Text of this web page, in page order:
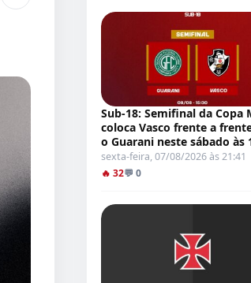
Sub-18: Semifinal da Copa
coloca Vasco frente a
o Guarani neste sábado às
sexta-feira, 07/08/2026 às 21:41
🔥 32💬 0